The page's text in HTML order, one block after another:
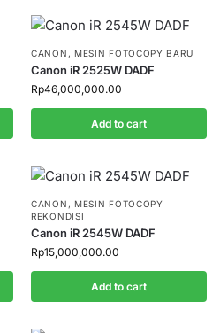
CANON , MESIN FOTOCOPY BARU
Canon iR 2525W DADF
Rp46,000,000.00
Add to cart
CANON , MESIN FOTOCOPY
REKONDISI
Canon iR 2545W DADF
Rp15,000,000.00
Add to cart